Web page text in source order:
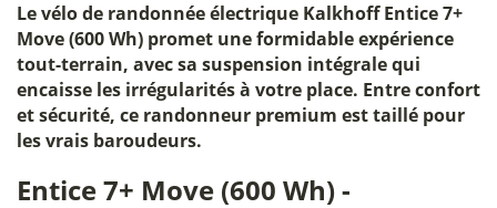
Levélo de randonnée électrique Kalkhoff Entice 7+
Move (600 Wh) promet une formidable expérience
tout-terrain, avec sa suspension intégrale qui
encaisse les irrégularités à votre place. Entre confort
et sécurité, ce randonneur premium est taillé pour
les vrais baroudeurs.
Entice 7+ Move (600 Wh) -